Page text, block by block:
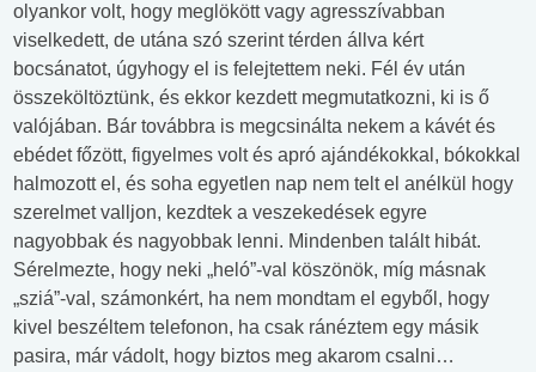
olyankor volt, hogy meglökött vagy agresszívabban
viselkedett, de utána szó szerint térden állva kért
bocsánatot, úgyhogy el is felejtettem neki. Fél év után
összeköltöztünk, és ekkor kezdett megmutatkozni, ki is ő
valójában. Bár továbbra is megcsinálta nekem a kávét és
ebédet főzött, figyelmes volt és apró ajándékokkal, bókokkal
halmozott el, és soha egyetlen nap nem telt el anélkül hogy
szerelmet valljon, kezdtek a veszekedések egyre
nagyobbak és nagyobbak lenni. Mindenben talált hibát.
Sérelmezte, hogy neki „heló”-val köszönök, míg másnak
„sziá”-val, számonkért, ha nem mondtam el egyből, hogy
kivel beszéltem telefonon, ha csak ránéztem egy másik
pasira, már vádolt, hogy biztos meg akarom csalni…